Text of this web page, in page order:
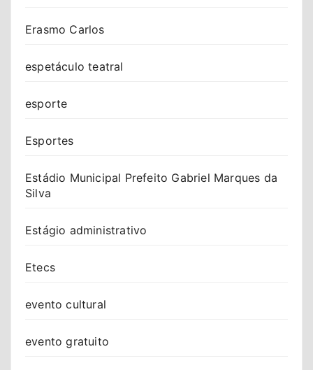
Erasmo Carlos
espetáculo teatral
esporte
Esportes
Estádio Municipal Prefeito Gabriel Marques da
Silva
Estágio administrativo
Etecs
evento cultural
evento gratuito